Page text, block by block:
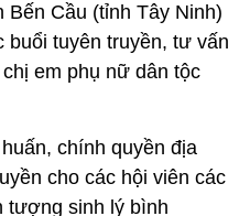
Cầu (tỉnh Tây Ninh)
tuyên truyền, tư vấn
em phụ nữ dân tộc
chính quyền địa
cho các hội viên các
tượng sinh lý bình